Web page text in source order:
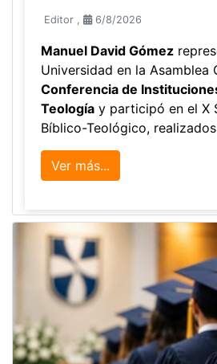
Editor , 6/8/2026
Manuel David Gómez
Universidad en la Asamblea
Conferencia de
Teología y participó en el X
Bíblico-Teológico,
Ver más...